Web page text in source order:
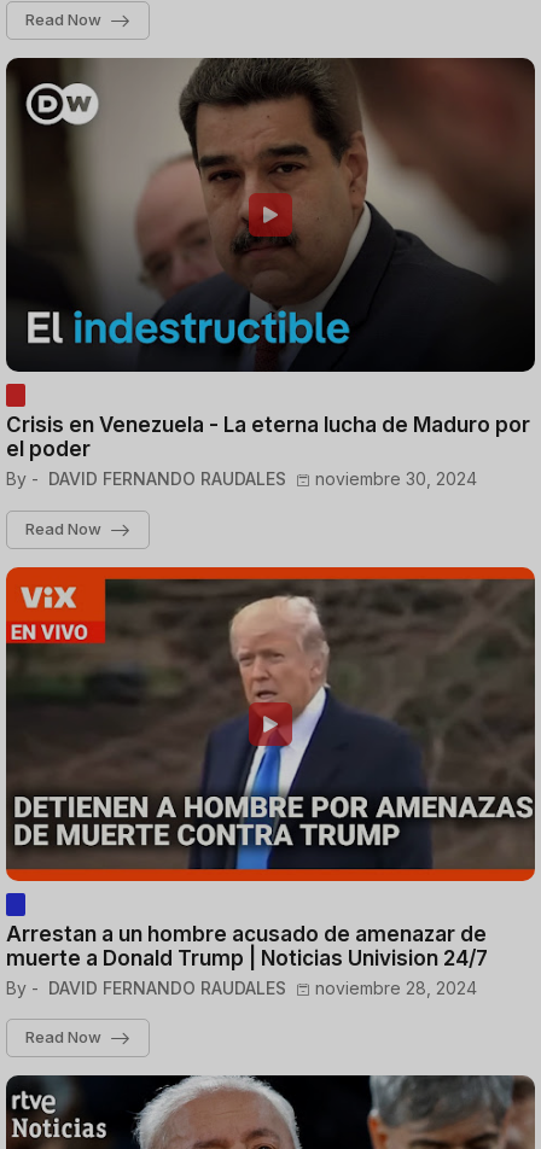
Read Now
Crisis en Venezuela - La eterna lucha de Maduro por
el poder
By - DAVID FERNANDO RAUDALES noviembre 30, 2024
Read Now
Arrestan a un hombre acusado de amenazar de
muerte a Donald Trump | Noticias Univision 24/7
By - DAVID FERNANDO RAUDALES noviembre 28, 2024
Read Now